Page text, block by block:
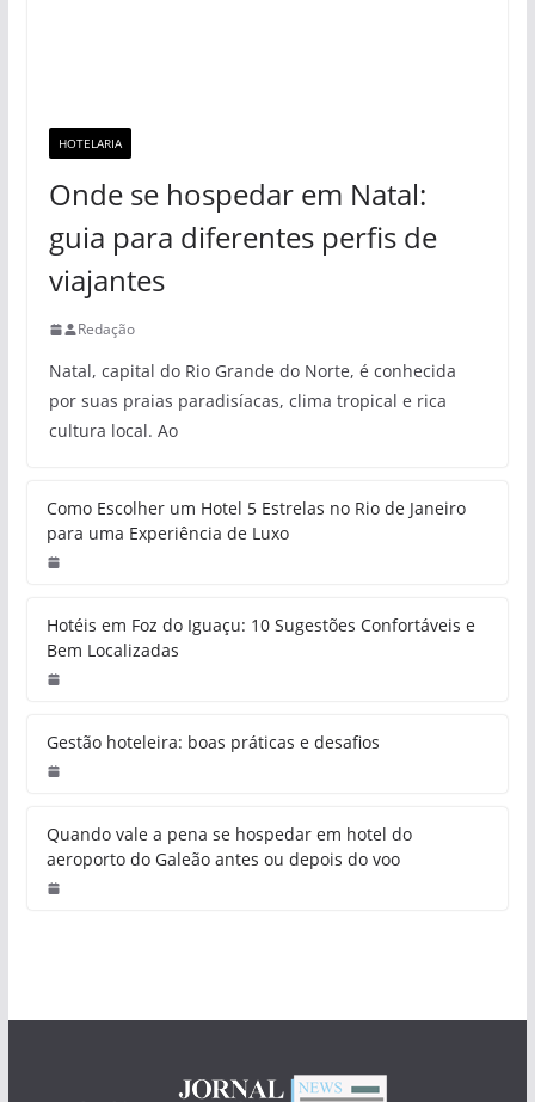
HOTELARIA
Onde se hospedar em Natal:
guia para diferentes perfis de
viajantes
Redação
Natal, capital do Rio Grande do Norte, é conhecida
por suas praias paradisíacas, clima tropical e rica
cultura local. Ao
Como Escolher um Hotel 5 Estrelas no Rio de Janeiro
para uma Experiência de Luxo
Hotéis em Foz do Iguaçu: 10 Sugestões Confortáveis e
Bem Localizadas
Gestão hoteleira: boas práticas e desafios
Quando vale a pena se hospedar em hotel do
aeroporto do Galeão antes ou depois do voo